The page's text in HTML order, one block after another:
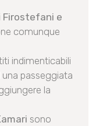
Firostefani e
comunque
indimenticabili
una passeggiata
la
sono